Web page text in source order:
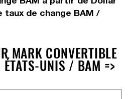
de change BAM /
MARK CONVERTIBLE
ÉTATS-UNIS / BAM =>